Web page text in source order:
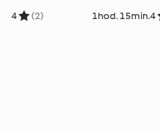
4 (2) 1hod. 15min.4